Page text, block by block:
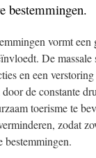
bestemmingen.
vormt
De
en een
de constante
toerisme te
zodat